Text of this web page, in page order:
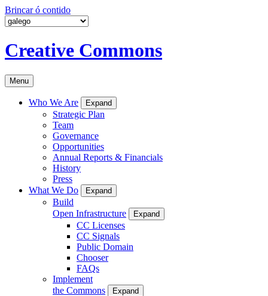
Brincar ó contido
Creative Commons
Menu
Who We Are Expand
Strategic Plan
Team
Governance
Opportunities
Annual Reports & Financials
History
Press
What We Do
Expand
Build
Open Infrastructure
Expand
CC Licenses
CC Signals
Public Domain
Chooser
FAQs
Implement
the Commons
Expand